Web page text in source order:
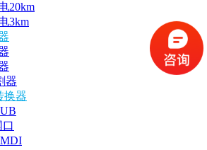
20km
3km
器
换器
口